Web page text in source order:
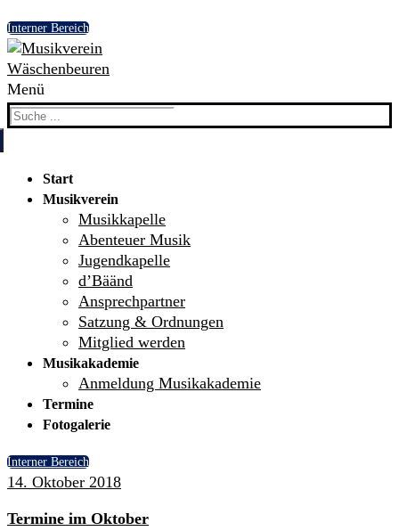
Interner Bereich
Menü
Search
Start
Musikverein
Musikkapelle
Abenteuer Musik
Jugendkapelle
d’Bäänd
Ansprechpartner
Satzung & Ordnungen
Mitglied werden
Musikakademie
Anmeldung Musikakademie
Termine
Fotogalerie
Interner Bereich
14. Oktober 2018
Termine im Oktober